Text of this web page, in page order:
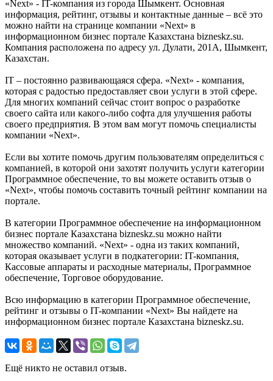
«Next» - IT-компания из города Шымкент. Основная
информация, рейтинг, отзывы и контактные данные – всё это
можно найти на странице компании «Next» в
информационном бизнес портале Казахстана bizneskz.su.
Компания расположена по адресу ул. Дулати, 201А, Шымкент,
Казахстан.
IT – постоянно развивающаяся сфера. «Next» - компания,
которая с радостью предоставляет свои услуги в этой сфере.
Для многих компаний сейчас стоит вопрос о разработке
своего сайта или какого-либо софта для улучшения работы
своего предприятия. В этом вам могут помочь специалисты
компании «Next».
Если вы хотите помочь другим пользователям определиться с
компанией, в которой они захотят получить услуги категории
Программное обеспечение, то вы можете оставить отзыв о
«Next», чтобы помочь составить точный рейтинг компании на
портале.
В категории Программное обеспечение на информационном
бизнес портале Казахстана bizneskz.su можно найти
множество компаний. «Next» - одна из таких компаний,
которая оказывает услуги в подкатегории: IT-компания,
Кассовые аппараты и расходные материалы, Программное
обеспечение, Торговое оборудование.
Всю информацию в категории Программное обеспечение,
рейтинг и отзывы о IT-компании «Next» Вы найдете на
информационном бизнес портале Казахстана bizneskz.su.
Ещё никто не оставил отзыв.